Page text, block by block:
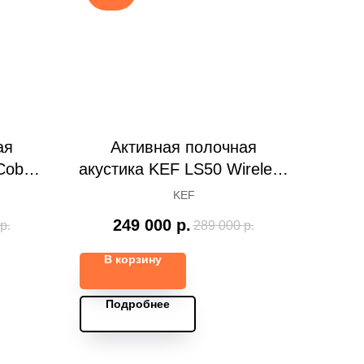
р.
Активная полочная
акустика KEF LS50 Wireless
II, Mineral White
KEF
249 000 р. 289 000 р.
В корзину
Подробнее